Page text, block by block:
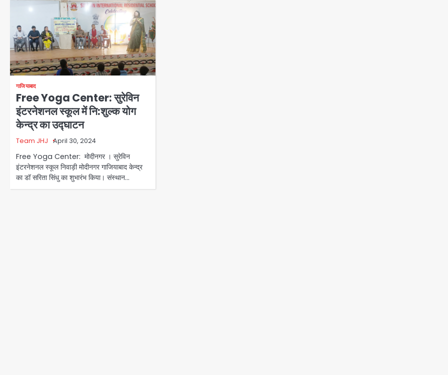
गाजियाबाद
Free Yoga Center: सुरेविन
इंटरनेशनल स्कूल में नि:शुल्क योग
केन्द्र का उद्घाटन
Team JHJ April 30, 2024
Free Yoga Center: मोदीनगर । सुरेविन
इंटरनेशनल स्कूल निवाड़ी मोदीनगर गाजियाबाद केन्द्र
का डॉ सरिता सिंधु का शुभारंभ किया। संस्थान…